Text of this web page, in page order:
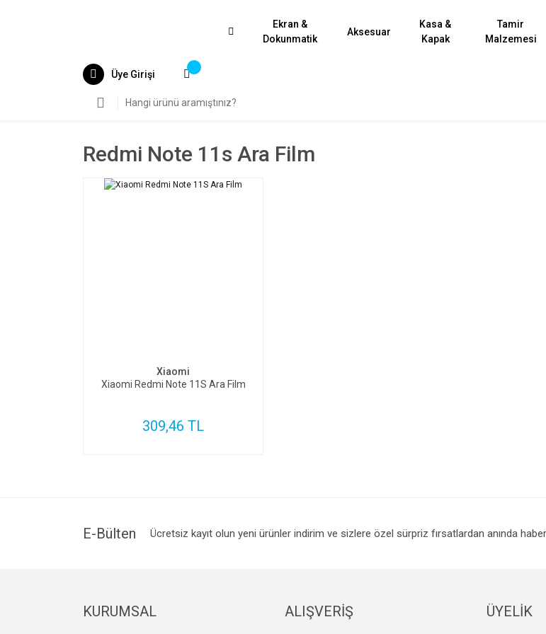
Ekran &
Dokunmatik
Aksesuar
Kasa &
Kapak
Tamir
Malzemesi
Üye Girişi
Redmi Note 11s Ara Film
Xiaomi
Xiaomi Redmi Note 11S Ara Film
309,46 TL
E-Bülten Ücretsiz kayıt olun yeni ürünler indirim ve sizlere özel sürpriz fırsatlardan anında
KURUMSAL ALIŞVERİŞ ÜYELİK